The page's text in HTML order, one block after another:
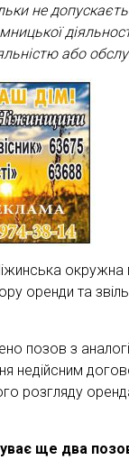
не
або
оренди та
позов з
недійсним
розгляду
ще два